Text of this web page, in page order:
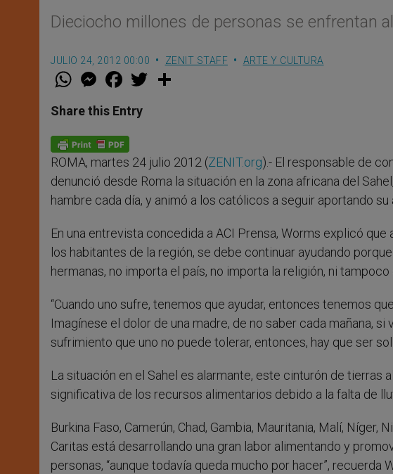
Dieciocho millones de personas se enfrentan
JULIO 24, 2012 00:00 ZENIT STAFF ARTE Y CULTURA
W
t
s
p
p
M
e
s
e
g
e
r
F
a
e
b
o
k
w
Share this Entry
ROMA, martes 24 julio 2012 (ZENIT.org).- El responsable de
denunció desde Roma la situación en la zona africana del
hambre cada día, y animó a los católicos a seguir aportando su
En una entrevista concedida a ACI Prensa, Worms explicó
los habitantes de la región, se debe continuar ayudando
hermanas, no importa el país, no importa la religión, ni tampoco
“Cuando uno sufre, tenemos que ayudar, entonces tenemos
Imagínese el dolor de una madre, de no saber cada mañana,
sufrimiento que uno no puede tolerar, entonces, hay que ser
La situación en el Sahel es alarmante, este cinturón de tierras
significativa de los recursos alimentarios debido a la falta de
Burkina Faso, Camerún, Chad, Gambia, Mauritania, Malí,
Caritas está desarrollando una gran labor alimentando y
personas, “aunque todavía queda mucho por hacer”, recuerda